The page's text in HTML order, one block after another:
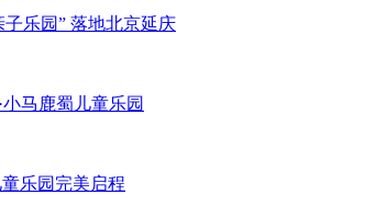
乐园” 落地北京延庆
马鹿蜀儿童乐园
乐园完美启程